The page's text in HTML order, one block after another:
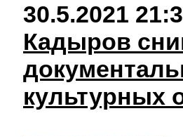
30.5.2021
Кадыров
культурных